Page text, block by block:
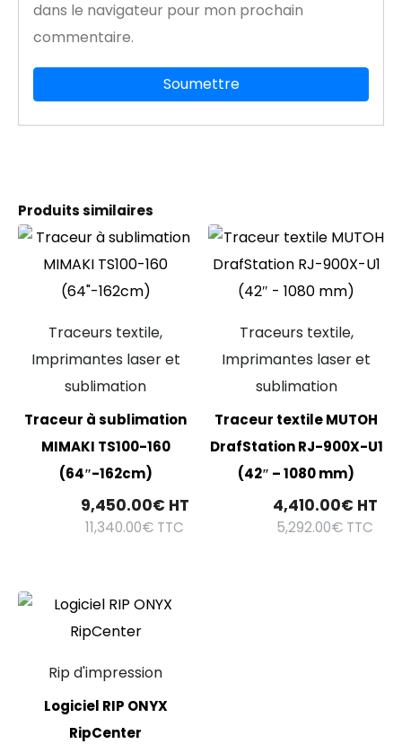
dans le navigateur pour mon prochain
commentaire.
Produits similaires
Traceurs textile,
Imprimantes laser et
sublimation
Traceur à sublimation
MIMAKI TS100-160
(64″-162cm)
9,450.00€ HT
11,340.00€ TTC
Traceurs textile,
Imprimantes laser et
sublimation
Traceur textile MUTOH
DrafStation RJ-900X-U1
(42″ – 1080 mm)
4,410.00€ HT
5,292.00€ TTC
Rip d'impression
Logiciel RIP ONYX
RipCenter